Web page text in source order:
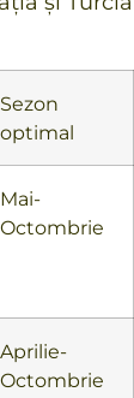
Sezon
optimal
Mai-
Octombrie
Aprilie-
Octombrie